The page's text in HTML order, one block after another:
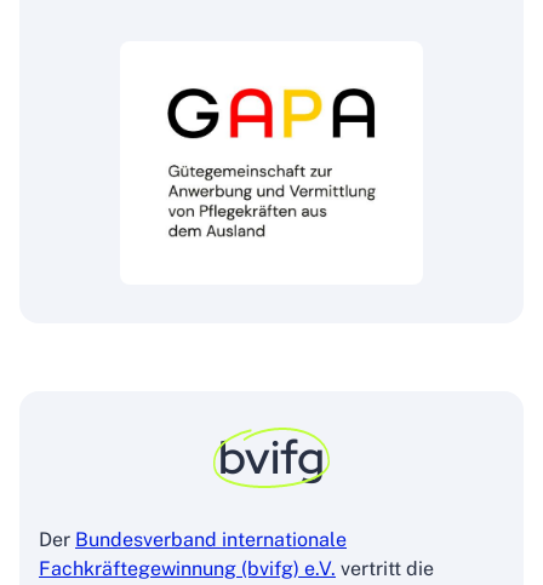
bvifg
Der Bundesverband internationale
Fachkräftegewinnung (bvifg) e.V. vertritt die